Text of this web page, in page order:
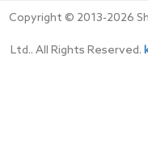
Copyright © 2013-2026
Ltd.. All Rights Reserved.